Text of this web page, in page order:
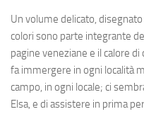
Un volume delicato,
colori sono parte integrante
pagine veneziane e il calore
fa immergere in ogni località
campo, in ogni locale; ci
Elsa, e di assistere in prima